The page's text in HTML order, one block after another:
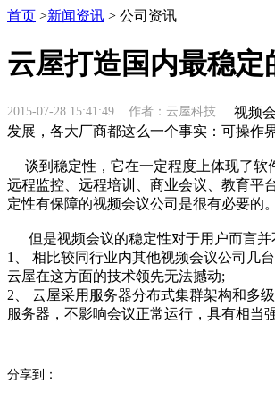
首页 >新闻资讯 > 公司资讯
云屋打造国内最稳
2015-07-28 15:41:49 作者：云屋科技 视频会
发展，各大厂商都这么一个事实：可操作
谈到稳定性，它在一定程度上体现了软
远程监控、远程培训、商业会议、教育平
定性有保障的视频会议公司是很有必要的。
但是视频会议的稳定性对于用户而言并
1、 相比较同行业内其他视频会议公司几
云屋在这方面的技术领先无法撼动;
2、 云屋采用服务器分布式集群架构和多
服务器，不影响会议正常运行，具有相当
分享到：